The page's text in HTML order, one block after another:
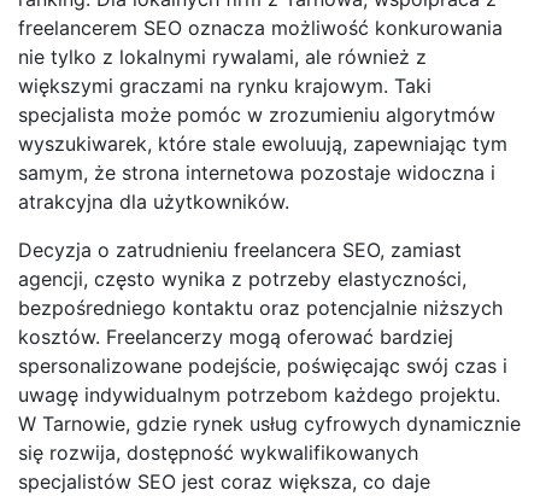
freelancerem SEO oznacza możliwość konkurowania
nie tylko z lokalnymi rywalami, ale również z
większymi graczami na rynku krajowym. Taki
specjalista może pomóc w zrozumieniu algorytmów
wyszukiwarek, które stale ewoluują, zapewniając tym
samym, że strona internetowa pozostaje widoczna i
atrakcyjna dla użytkowników.
Decyzja o zatrudnieniu freelancera SEO, zamiast
agencji, często wynika z potrzeby elastyczności,
bezpośredniego kontaktu oraz potencjalnie niższych
kosztów. Freelancerzy mogą oferować bardziej
spersonalizowane podejście, poświęcając swój czas i
uwagę indywidualnym potrzebom każdego projektu.
W Tarnowie, gdzie rynek usług cyfrowych dynamicznie
się rozwija, dostępność wykwalifikowanych
specjalistów SEO jest coraz większa, co daje